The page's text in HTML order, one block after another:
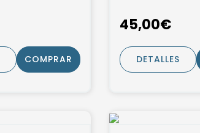
COMPRAR
45,00€
DETALLES